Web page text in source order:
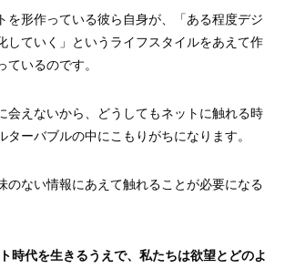
を形作っている彼ら自身が、「ある程度デジ
していく」というライフスタイルをあえて作
ているのです。
会えないから、どうしてもネットに触れる時
ターバブルの中にこもりがちになります。
のない情報にあえて触れることが必要になる
代を生きるうえで、私たちは欲望とどのよ